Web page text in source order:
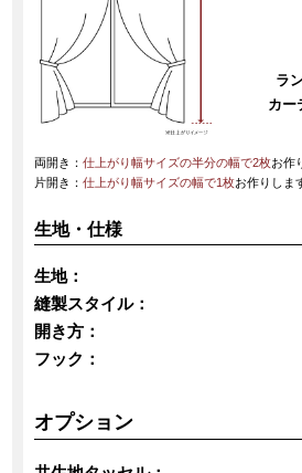
両開き：仕上がり幅サイズの半分の幅で2枚お作
片開き：仕上がり幅サイズの幅で1枚お作りしま
ラ
カー
生地・仕様
生地：
縫製スタイル：
開き方：
フック：
オプション